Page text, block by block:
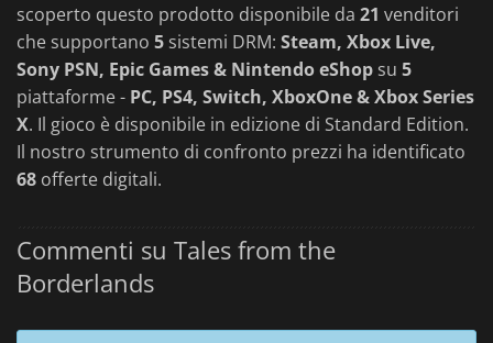
scoperto questo prodotto disponibile da 21 venditori
che supportano 5 sistemi DRM: Steam, Xbox Live,
Sony PSN, Epic Games & Nintendo eShop su 5
piattaforme - PC, PS4, Switch, XboxOne & Xbox Series
X. Il gioco è disponibile in edizione di Standard Edition.
Il nostro strumento di confronto prezzi ha identificato
68 offerte digitali.
Commenti su Tales from the
Borderlands